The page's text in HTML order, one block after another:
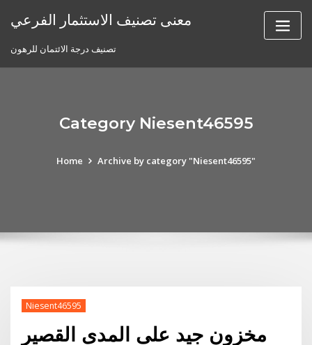
معنى تصنيف الاستثمار الفرعي
تصنيف درجة الائتمان للرهون
Category Niesent46595
Home Archive by category "Niesent46595"
Niesent46595
مخزون جيد على المدى القصير